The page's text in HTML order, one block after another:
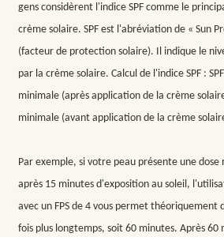
gens considèrent l'indice SPF comme le
crème solaire. SPF est l'abréviation de « Sun
(facteur de protection solaire). Il indique le
par la crème solaire. Calcul de l'indice SPF :
minimale (après application de la crème
minimale (avant application de la crème
Par exemple, si votre peau présente une
après 15 minutes d'exposition au soleil,
avec un FPS de 4 vous permet théoriquement
fois plus longtemps, soit 60 minutes. Après